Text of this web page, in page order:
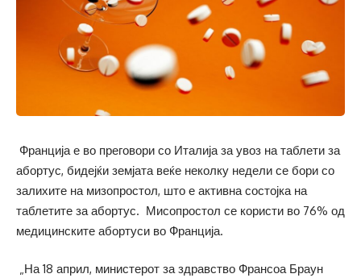
Франција е во преговори со Италија за увоз на таблети за
абортус, бидејќи земјата веќе неколку недели се бори со
залихите на мизопростол, што е активна состојка на
таблетите за абортус. Мисопростол се користи во 76% од
медицинските абортуси во Франција.
„На 18 април, министерот за здравство Франсоа Браун